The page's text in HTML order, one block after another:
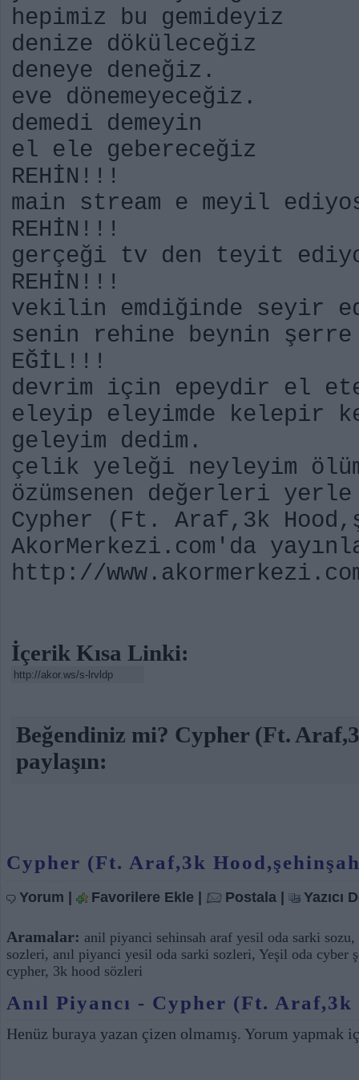
hepimiz bu gemideyiz
denize döküleceğiz
deneye deneğiz.
eve dönemeyeceğiz.
demedi demeyin
el ele gebereceğiz
REHİN!!!
main stream e meyil
REHİN!!!
gerçeği tv den teyit
REHİN!!!
vekilin emdiğinde seyir
senin rehine beynin
EĞİL!!!
devrim için epeydir el
eleyip eleyimde kelepir
geleyim dedim.
çelik yeleği neyleyim
özümsenen değerleri
Cypher (Ft. Araf,3k
AkorMerkezi.com'da
http://
İçerik Kısa Linki:
Beğendiniz mi? Cypher (Ft.
paylaşın:
Cypher (Ft. Araf,3k
Yorum | Favorilere Ekle | Postala | Yazıcı
Aramalar: anil piyanci sehinsah araf yesil oda sarki sozu,
sozleri, anıl piyanci yesil oda sarki sozleri, Yeşil oda cyber
cypher, 3k hood sözleri
Anıl Piyancı - Cypher (Ft.
Henüz buraya yazan çizen olmamış. Yorum yapmak